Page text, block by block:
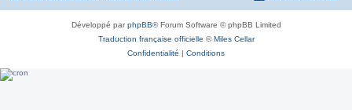
Développé parphpBB® Forum Software © phpBB Limited
Traduction française officielle ©Miles Cellar
Confidentialité | Conditions